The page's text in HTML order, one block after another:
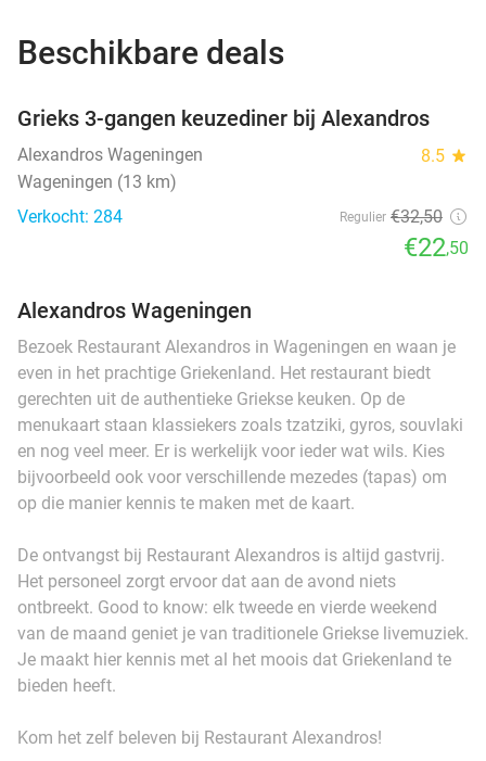
Beschikbare deals
Grieks 3-gangen keuzediner bij Alexandros
Alexandros Wageningen 8.5 star
Wageningen (13 km)
Verkocht: 284
Regulier €32,50
€22,50
Alexandros Wageningen
Bezoek Restaurant Alexandros in Wageningen en waan je
even in het prachtige Griekenland. Het restaurant biedt
gerechten uit de authentieke Griekse keuken. Op de
menukaart staan klassiekers zoals tzatziki, gyros, souvlaki
en nog veel meer. Er is werkelijk voor ieder wat wils. Kies
bijvoorbeeld ook voor verschillende mezedes (tapas) om
op die manier kennis te maken met de kaart.
De ontvangst bij Restaurant Alexandros is altijd gastvrij.
Het personeel zorgt ervoor dat aan de avond niets
ontbreekt. Good to know: elk tweede en vierde weekend
van de maand geniet je van traditionele Griekse livemuziek.
Je maakt hier kennis met al het moois dat Griekenland te
bieden heeft.
Kom het zelf beleven bij Restaurant Alexandros!